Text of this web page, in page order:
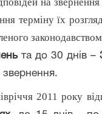
терміну їх
та до 30 днів –
звернення.
2011 року